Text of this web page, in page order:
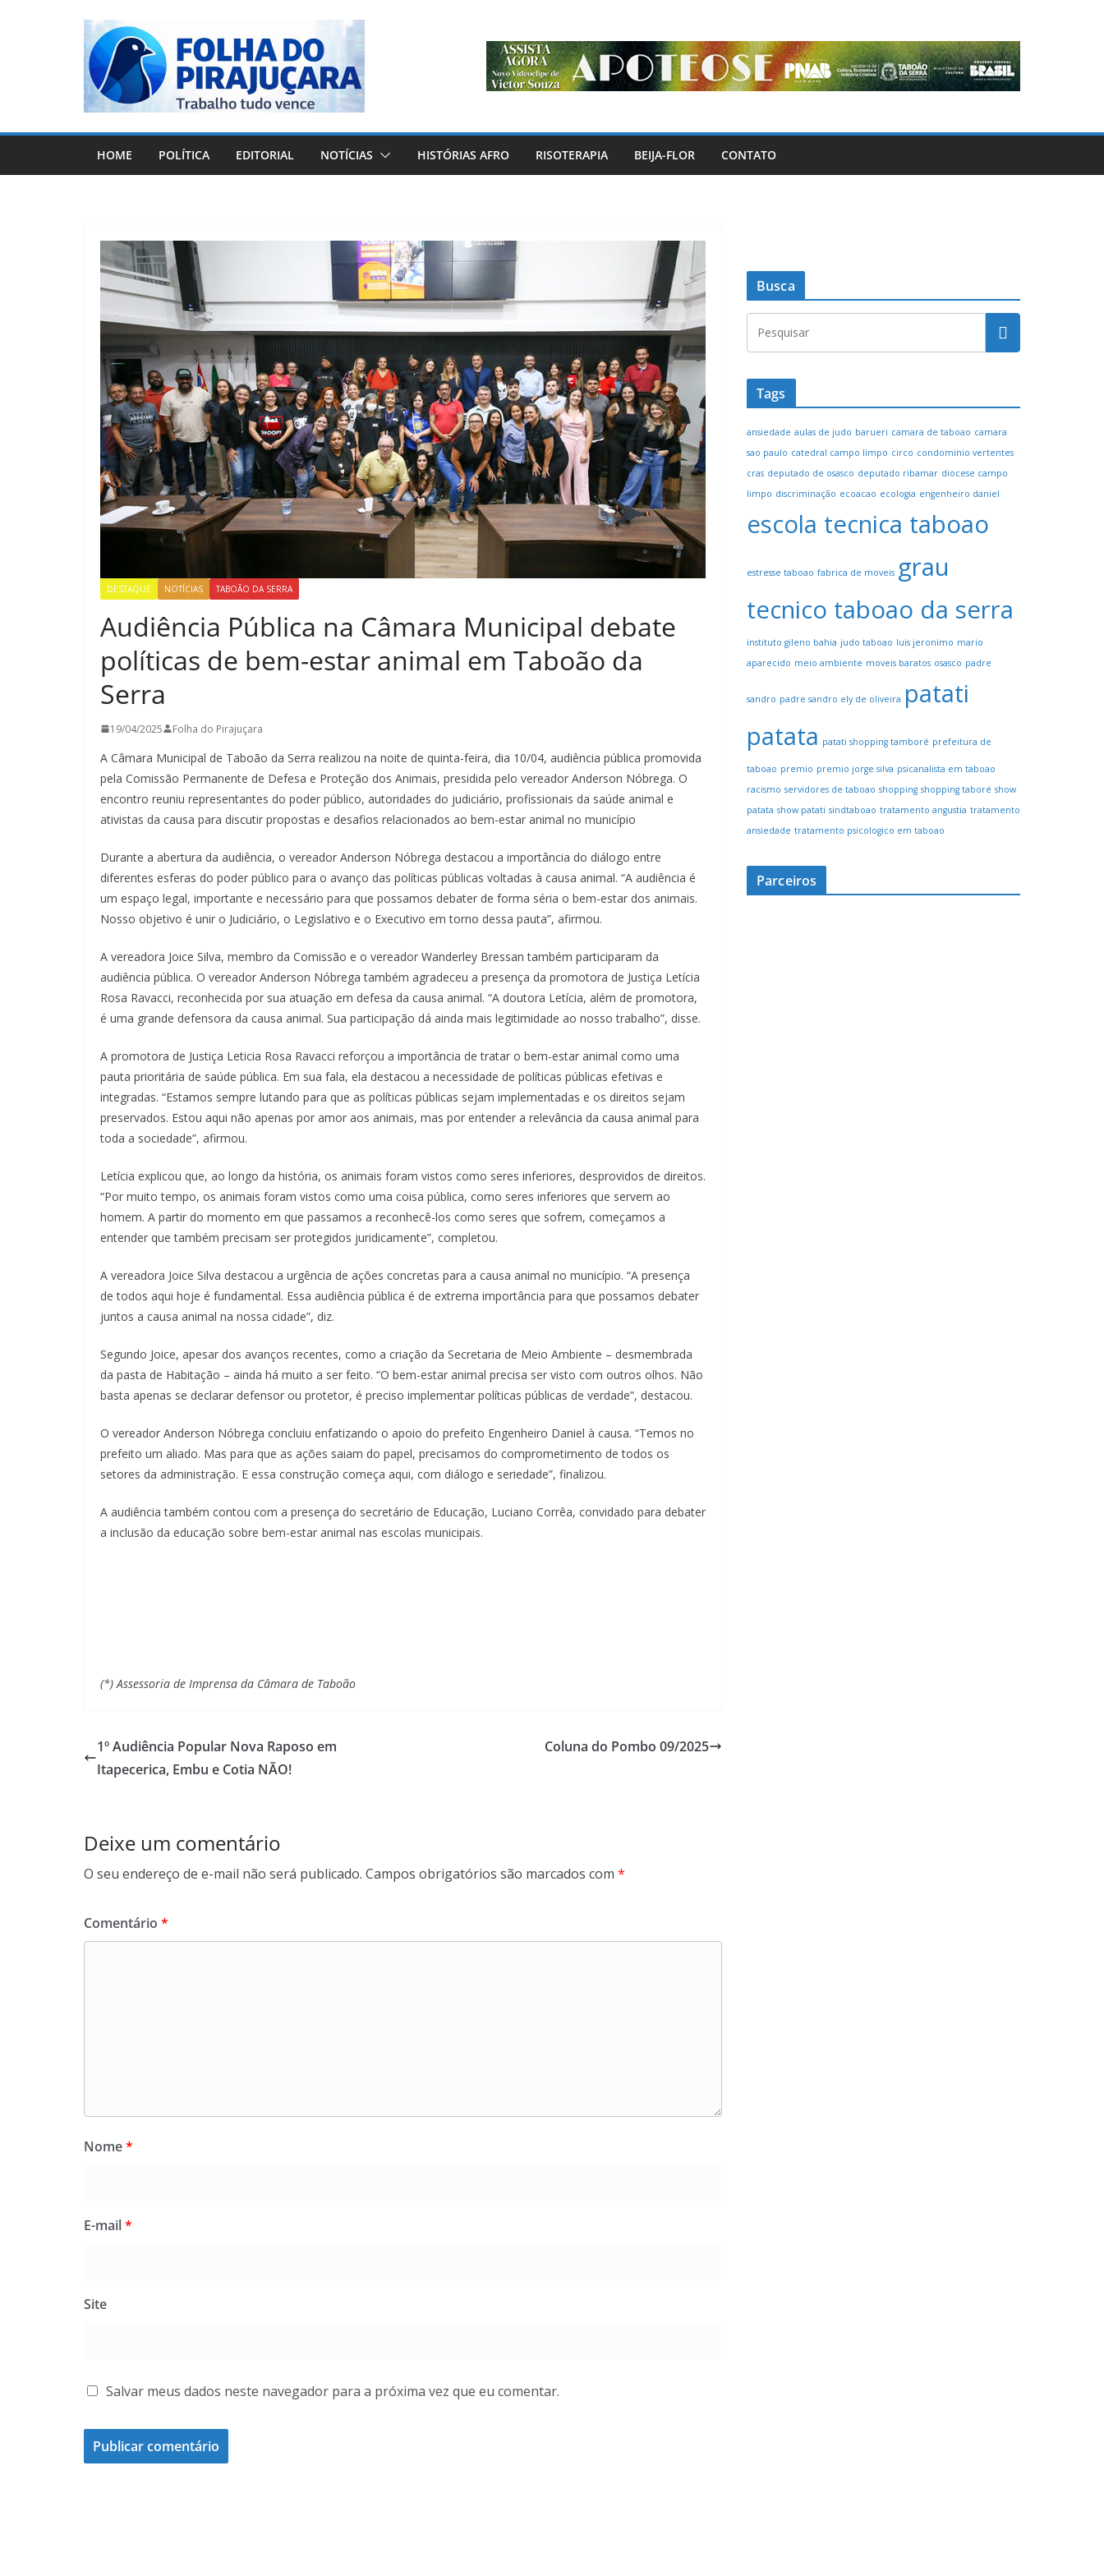
HOME POLÍTICA EDITORIAL NOTÍCIAS HISTÓRIAS AFRO RISOTERAPIA BEIJA-FLOR CONTATO
DESTAQUE NOTÍCIAS TABOÃO DA SERRA
Audiência Pública na Câmara Municipal debate
políticas de bem-estar animal em Taboão da
Serra
19/04/2025 Folha do Pirajuçara
A Câmara Municipal de Taboão da Serra realizou na noite de quinta-feira, dia 10/04, audiência pública promovida
pela Comissão Permanente de Defesa e Proteção dos Animais, presidida pelo vereador Anderson Nóbrega. O
encontro reuniu representantes do poder público, autoridades do judiciário, profissionais da saúde animal e
ativistas da causa para discutir propostas e desafios relacionados ao bem-estar animal no município
Durante a abertura da audiência, o vereador Anderson Nóbrega destacou a importância do diálogo entre
diferentes esferas do poder público para o avanço das políticas públicas voltadas à causa animal. “A audiência é
um espaço legal, importante e necessário para que possamos debater de forma séria o bem-estar dos animais.
Nosso objetivo é unir o Judiciário, o Legislativo e o Executivo em torno dessa pauta”, afirmou.
A vereadora Joice Silva, membro da Comissão e o vereador Wanderley Bressan também participaram da
audiência pública. O vereador Anderson Nóbrega também agradeceu a presença da promotora de Justiça Letícia
Rosa Ravacci, reconhecida por sua atuação em defesa da causa animal. “A doutora Letícia, além de promotora,
é uma grande defensora da causa animal. Sua participação dá ainda mais legitimidade ao nosso trabalho”, disse.
A promotora de Justiça Leticia Rosa Ravacci reforçou a importância de tratar o bem-estar animal como uma
pauta prioritária de saúde pública. Em sua fala, ela destacou a necessidade de políticas públicas efetivas e
integradas. “Estamos sempre lutando para que as políticas públicas sejam implementadas e os direitos sejam
preservados. Estou aqui não apenas por amor aos animais, mas por entender a relevância da causa animal para
toda a sociedade”, afirmou.
Letícia explicou que, ao longo da história, os animais foram vistos como seres inferiores, desprovidos de direitos.
“Por muito tempo, os animais foram vistos como uma coisa pública, como seres inferiores que servem ao
homem. A partir do momento em que passamos a reconhecê-los como seres que sofrem, começamos a
entender que também precisam ser protegidos juridicamente”, completou.
A vereadora Joice Silva destacou a urgência de ações concretas para a causa animal no município. “A presença
de todos aqui hoje é fundamental. Essa audiência pública é de extrema importância para que possamos debater
juntos a causa animal na nossa cidade”, diz.
Segundo Joice, apesar dos avanços recentes, como a criação da Secretaria de Meio Ambiente – desmembrada
da pasta de Habitação – ainda há muito a ser feito. “O bem-estar animal precisa ser visto com outros olhos. Não
basta apenas se declarar defensor ou protetor, é preciso implementar políticas públicas de verdade”, destacou.
O vereador Anderson Nóbrega concluiu enfatizando o apoio do prefeito Engenheiro Daniel à causa. “Temos no
prefeito um aliado. Mas para que as ações saiam do papel, precisamos do comprometimento de todos os
setores da administração. E essa construção começa aqui, com diálogo e seriedade”, finalizou.
A audiência também contou com a presença do secretário de Educação, Luciano Corrêa, convidado para debater
a inclusão da educação sobre bem-estar animal nas escolas municipais.
(*) Assessoria de Imprensa da Câmara de Taboão
1º Audiência Popular Nova Raposo em
Itapecerica, Embu e Cotia NÃO!
Coluna do Pombo 09/2025
Deixe um comentário
O seu endereço de e-mail não será publicado. Campos obrigatórios são marcados com *
Comentário *
Nome*
E-mail*
Site
Salvar meus dados neste navegador para a próxima vez que eu comentar.
Busca
Tags
ansiedade aulas de judo barueri camara de taboao camara
sao paulo catedral campo limpo circo condominio vertentes
cras deputado de osasco deputado ribamar diocese campo
limpo discriminação ecoacao ecologia engenheiro daniel
escola tecnica taboao
estresse taboao fabrica de moveis grau
tecnico taboao da serra
instituto gileno bahia judo taboao luis jeronimo mario
aparecido meio ambiente moveis baratos osasco padre
sandro padre sandro ely de oliveira patati
patata patati shopping tamboré prefeitura de
taboao premio premio jorge silva psicanalista em taboao
racismo servidores de taboao shopping shopping taboré show
patata show patati sindtaboao tratamento angustia tratamento
ansiedade tratamento psicologico em taboao
Parceiros